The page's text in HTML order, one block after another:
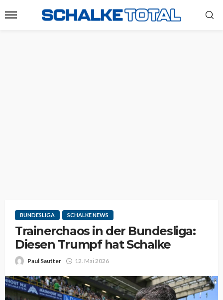
BUNDESLIGA SCHALKE NEWS
Trainerchaos in der Bundesliga:
Diesen Trumpf hat Schalke
Paul Sautter 12. Mai 2026